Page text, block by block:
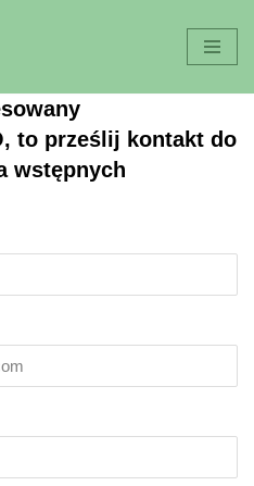
to prześlij kontakt do
wstępnych